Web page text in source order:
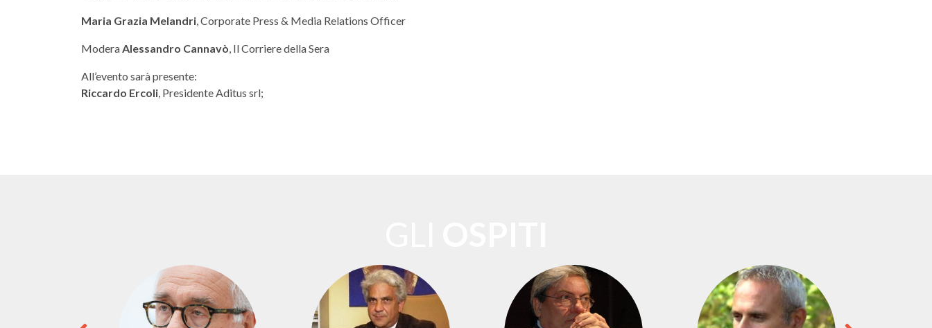
Maria Grazia Melandri, Corporate Press & Media Relations Officer
ModeraAlessandro Cannavò, Il Corriere della Sera
All’evento sarà presente:
Riccardo Ercoli, Presidente Aditus srl;